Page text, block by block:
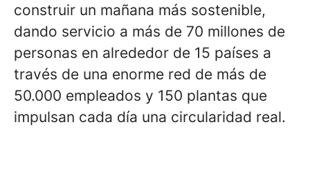
construir un mañana más sostenible,
dando servicio a más de 70 millones de
personas en alrededor de 15 países a
través de una enorme red de más de
50.000 empleados y 150 plantas que
impulsan cada día una circularidad real.